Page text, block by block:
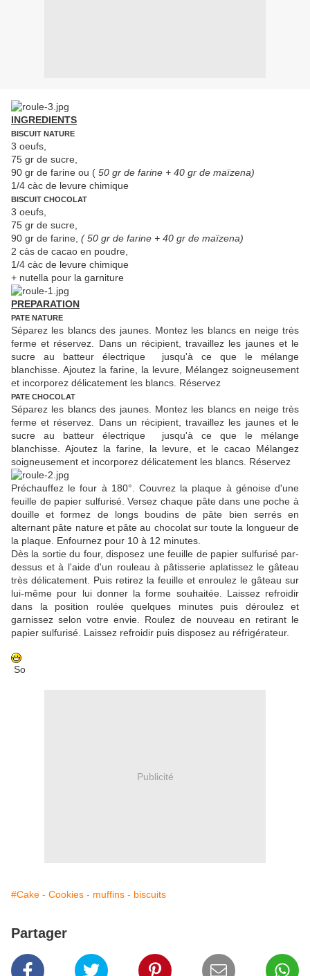
INGREDIENTS
BISCUIT NATURE
3 oeufs,
75 gr de sucre,
90 gr de farine ou ( 50 gr de farine + 40 gr de maïzena)
1/4 càc de levure chimique
BISCUIT CHOCOLAT
3 oeufs,
75 gr de sucre,
90 gr de farine, ( 50 gr de farine + 40 gr de maïzena)
2 càs de cacao en poudre,
1/4 càc de levure chimique
+ nutella pour la garniture
PREPARATION
PATE NATURE
Séparez les blancs des jaunes. Montez les blancs en neige très
ferme et réservez. Dans un récipient, travaillez les jaunes et le
sucre au batteur électrique jusqu'à ce que le mélange
blanchisse. Ajoutez la farine, la levure, Mélangez soigneusement
et incorporez délicatement les blancs. Réservez
PATE CHOCOLAT
Séparez les blancs des jaunes. Montez les blancs en neige très
ferme et réservez. Dans un récipient, travaillez les jaunes et le
sucre au batteur électrique jusqu'à ce que le mélange
blanchisse. Ajoutez la farine, la levure, et le cacao Mélangez
soigneusement et incorporez délicatement les blancs. Réservez
Préchauffez le four à 180°. Couvrez la plaque à génoise d'une
feuille de papier sulfurisé. Versez chaque pâte dans une poche à
douille et formez de longs boudins de pâte bien serrés en
alternant pâte nature et pâte au chocolat sur toute la longueur de
la plaque. Enfournez pour 10 à 12 minutes.
Dès la sortie du four, disposez une feuille de papier sulfurisé par-
dessus et à l'aide d'un rouleau à pâtisserie aplatissez le gâteau
très délicatement. Puis retirez la feuille et enroulez le gâteau sur
lui-même pour lui donner la forme souhaitée. Laissez refroidir
dans la position roulée quelques minutes puis déroulez et
garnissez selon votre envie. Roulez de nouveau en retirant le
papier sulfurisé. Laissez refroidir puis disposez au réfrigérateur.
So
Publicité
#Cake - Cookies - muffins - biscuits
Partager